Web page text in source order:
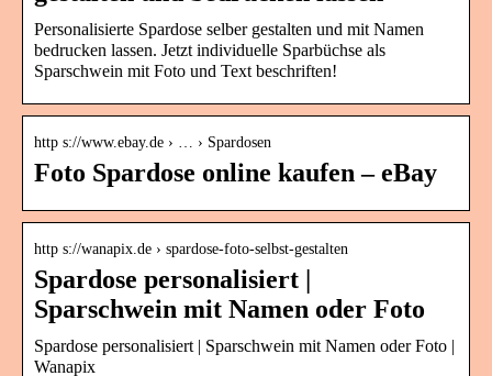
Personalisierte Spardose selber gestalten und mit Namen
bedrucken lassen. Jetzt individuelle Sparbüchse als
Sparschwein mit Foto und Text beschriften!
http s://www.ebay.de › … › Spardosen
Foto Spardose online kaufen – eBay
http s://wanapix.de › spardose-foto-selbst-gestalten
Spardose personalisiert |
Sparschwein mit Namen oder Foto
Spardose personalisiert | Sparschwein mit Namen oder Foto |
Wanapix